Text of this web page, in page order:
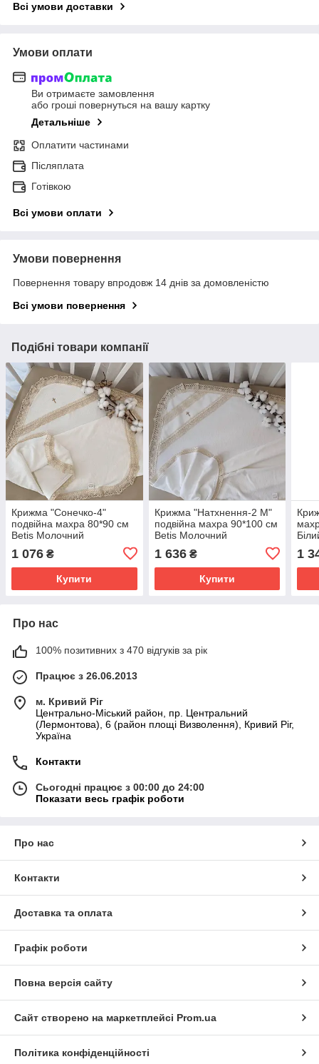
Всі умови доставки
Умови оплати
Ви отримаєте замовлення
або гроші повернуться на вашу картку
Детальніше
Оплатити частинами
Післяплата
Готівкою
Всі умови оплати
Умови повернення
Повернення товару впродовж 14 днів за домовленістю
Всі умови повернення
Подібні товари компанії
Крижма "Сонечко-4"
подвійна махра 80*90 см
Betis Молочний
1 076 ₴
Купити
Крижма "Натхнення-2 М"
подвійна махра 90*100 см
Betis Молочний
1 636₴
Купити
1
Про нас
100% позитивних з 470 відгуків за рік
Працює з 26.06.2013
м. Кривий Ріг
Центрально-Міський район, пр. Центральний
(Лермонтова), 6 (район площі Визволення), Кривий Ріг,
Україна
Контакти
Сьогодні працює з 00:00 до 24:00
Показати весь графік роботи
Про нас
Контакти
Доставка та оплата
Графік роботи
Повна версія сайту
Сайт створено на маркетплейсі Prom.ua
Політика конфіденційності